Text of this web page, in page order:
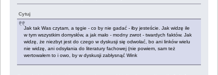
Cytuj
Jak tak Was czytam, a tęgie - co by nie gadać - łby jesteście. Jak widzę ile
w tym wszystkim domysłów, a jak mało - modny zwrot - twardych faktów. Jak
widzę, że niezbyt jest do czego w dyskusji się odwołać, bo ani linków wielu
nie widzę, ani odsyłania do literatury fachowej (nie powiem, sam też
wertowałem to i owo, by w dyskusji zabłysnąć Wink